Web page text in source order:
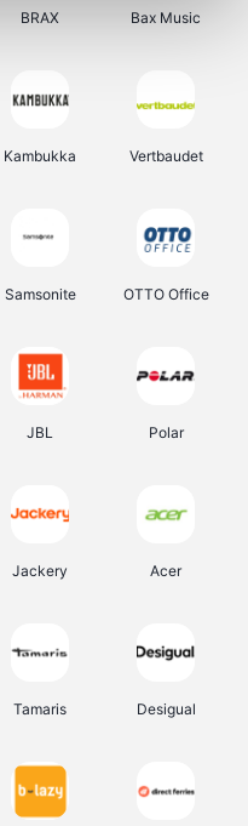
BRAX Bax Music
Kambukka Vertbaudet
Samsonite OTTO Office
JBL Polar
Jackery Acer
Tamaris Desigual